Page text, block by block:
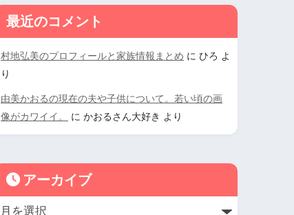
最近のコメント
村地弘美のプロフィールと家族情報まとめ に ひろ よ
り
由美かおるの現在の夫や子供について。若い頃の画
像がカワイイ。
に かおるさん大好き より
アーカイブ